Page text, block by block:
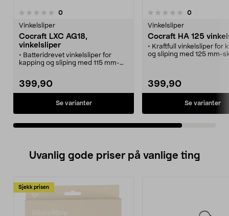
0anmeldelser
Vinkelsliper
Cocraft LXC AG18,
vinkelsliper
• Batteridrevet vinkelsliper for
kapping og sliping med 115 mm-
posisjoner for bedre kontroll og
sikkerhet.
• Spindelsperre for enkelt
ionbatteri og lader selges separat.
399,90
Se varianter
0.0 av 5 stjerner 0anmeldelser
Vinkelsliper
Cocraft HA 125
• Kraftfull vinkelsliper for
og sliping med 125 mm-
• Spindelsperre for enkelt
skivebytte.
• 5 års garanti.
399,90
Se varianter
Uvanlig gode priser på vanlige ting
Sjekk prisen